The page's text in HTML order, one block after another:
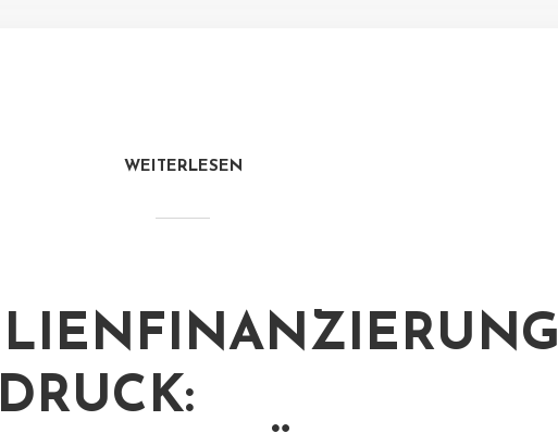
WEITERLESEN